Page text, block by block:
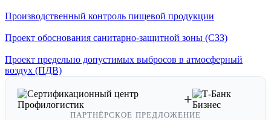
Производственный контроль пищевой продукции
Проект обоснования санитарно-защитной зоны (СЗЗ)
Проект предельно допустимых выбросов в атмосферный
воздух (ПДВ)
+
ПАРТНЁРСКОЕ ПРЕДЛОЖЕНИЕ